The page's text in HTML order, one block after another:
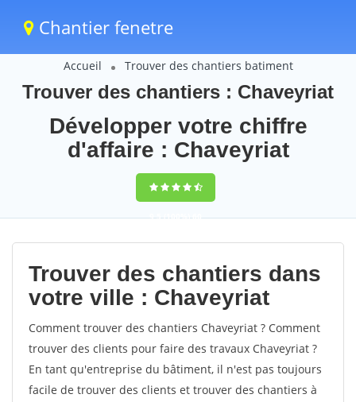
Chantier fenetre
Accueil Trouver des chantiers batiment
Trouver des chantiers : Chaveyriat
Développer votre chiffre
d'affaire : Chaveyriat
9,5(100%)60
votes
Trouver des chantiers dans
votre ville : Chaveyriat
Comment trouver des chantiers Chaveyriat ? Comment
trouver des clients pour faire des travaux Chaveyriat ?
En tant qu'entreprise du bâtiment, il n'est pas toujours
facile de trouver des clients et trouver des chantiers à